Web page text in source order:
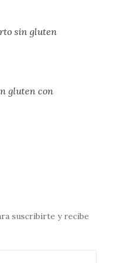
sin gluten
gluten con
suscribirte y recibe